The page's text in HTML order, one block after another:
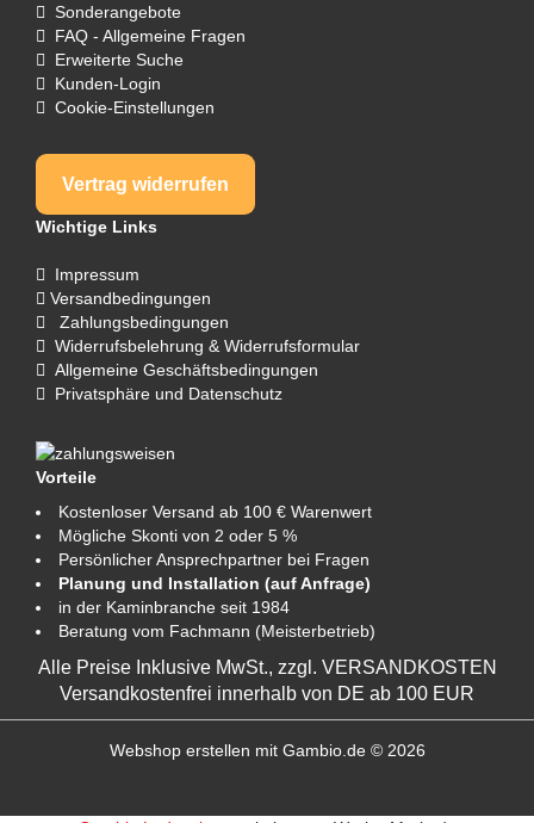
Sonderangebote
FAQ - Allgemeine Fragen
Erweiterte Suche
Kunden-Login
Cookie-Einstellungen
Vertrag widerrufen
Wichtige Links
Impressum
Versandbedingungen
Zahlungsbedingungen
Widerrufsbelehrung & Widerrufsformular
Allgemeine Geschäftsbedingungen
Privatsphäre und Datenschutz
Vorteile
Kostenloser Versand ab 100 € Warenwert
Mögliche Skonti von 2 oder 5 %
Persönlicher Ansprechpartner bei Fragen
Planung und Installation (auf Anfrage)
in der Kaminbranche seit 1984
Beratung vom Fachmann (Meisterbetrieb)
Alle Preise Inklusive MwSt., zzgl. VERSANDKOSTEN
Versandkostenfrei innerhalb von DE ab 100 EUR
Webshop erstellen mit Gambio.de © 2026